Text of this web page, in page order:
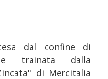
dal confine di
trainata dalla
di Mercitalia